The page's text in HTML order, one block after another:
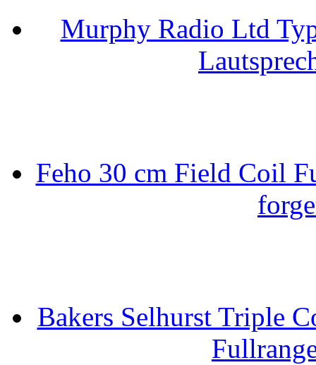
Murphy Radio Ltd
Feho 30 cm Field Coil
Bakers Selhurst Triple